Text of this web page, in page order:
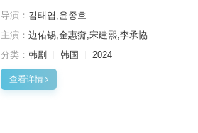
导演： 김태엽,윤종호
主演： 边佑锡,金惠奫,宋建熙,李承協
分类： 韩剧 韩国 2024
查看详情